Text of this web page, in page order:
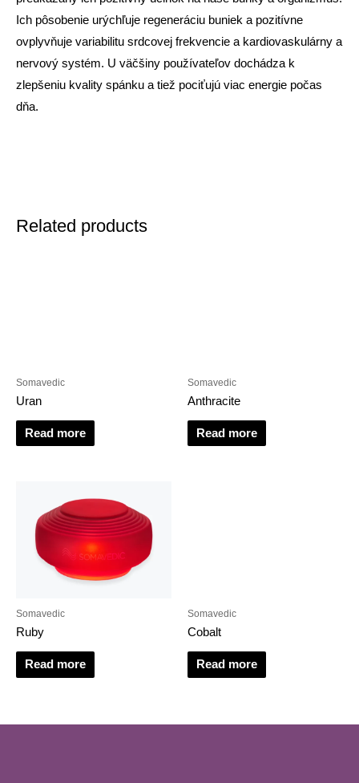
Ich pôsobenie urýchľuje regeneráciu buniek a pozitívne
ovplyvňuje variabilitu srdcovej frekvencie a kardiovaskulárny a
nervový systém. U väčšiny používateľov dochádza k
zlepšeniu kvality spánku a tiež pociťujú viac energie počas
dňa.
Related products
Somavedic
Uran
Read more
Somavedic
Anthracite
Read more
Somavedic
Ruby
Read more
Somavedic
Cobalt
Read more